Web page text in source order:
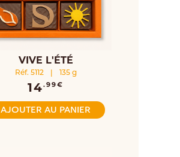
VIVE L'ÉTÉ
Réf. 5112 135 g
14.99€
AJOUTER AU PANIER